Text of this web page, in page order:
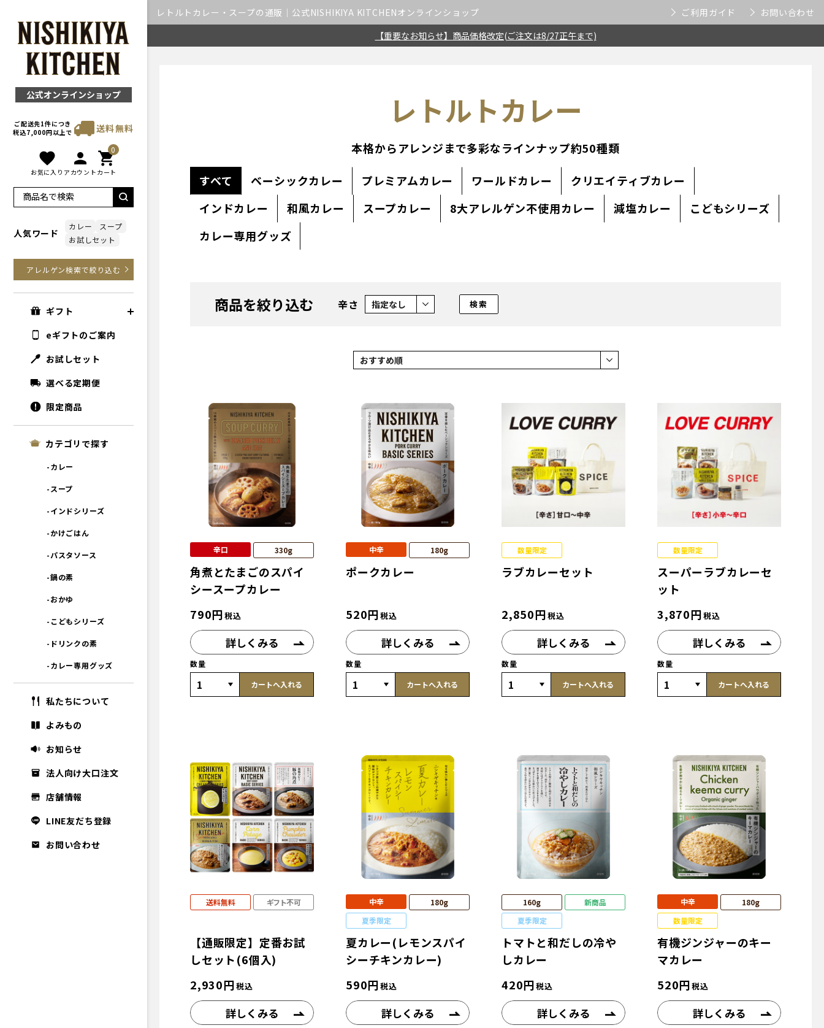
公式オンラインショップ
ご配送先1件につき
税込7,000円以上で
送料無料
favorite
お気に入り
person
アカウント
0
shopping_cart
カート
人気ワード
カレー
スープ
お試しセット
アレルゲン検索で絞り込む
ギフト
eギフトのご案内
お試しセット
選べる定期便
限定商品
カテゴリで探す
-カレー
-スープ
-インドシリーズ
-かけごはん
-パスタソース
-鍋の素
-おかゆ
-こどもシリーズ
-ドリンクの素
-カレー専用グッズ
私たちについて
よみもの
お知らせ
法人向け大口注文
店舗情報
LINE友だち登録
お問い合わせ
レトルトカレー・スープの通販｜公式NISHIKIYA KITCHENオンラインショップ ご利用ガイド
お問い合わせ
【重要なお知らせ】商品価格改定(ご注文は8/27正午まで)
レトルトカレー
本格からアレンジまで多彩なラインナップ約50種類
すべて ベーシックカレー プレミアムカレー ワールドカレー
クリエイティブカレー
インドカレー
和風カレー スープカレー 8大アレルゲン不使用カレー 減塩カレー
こどもシリーズ
カレー専用グッズ
商品を絞り込む 辛さ 検索
辛口 330g
角煮とたまごのスパイ
シースープカレー
790円税込
詳しくみる
数量
カートへ入れる
中辛 180g
ポークカレー
520円税込
詳しくみる
数量
カートへ入れる
数量限定
ラブカレーセット
2,850円税込
詳しくみる
数量
カートへ入れる
数量限定
スーパーラブカレーセ
ット
3,870円税込
詳しくみる
数量
カートへ入れる
送料無料 ギフト不可
【通販限定】定番お試
しセット(6個入)
2,930円税込
詳しくみる
中辛
180g
夏季限定
夏カレー(レモンスパイ
シーチキンカレー)
590円税込
詳しくみる
160g
新商品
夏季限定
トマトと和だしの冷や
しカレー
420円税込
詳しくみる
中辛
180g
数量限定
有機ジンジャーのキー
マカレー
520円税込
詳しくみる